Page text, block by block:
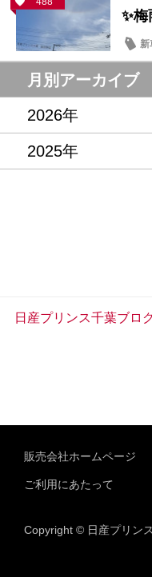
✨梅
新
月別アーカイブ
2026年
2025年
日産プリンス千葉ブロ
販売会社ホームページ
ご利用にあたって
Copyright © 日産プリン